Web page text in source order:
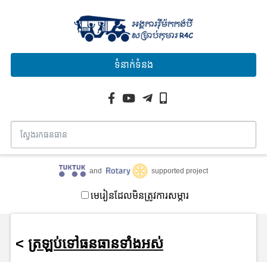
ទំនាក់ទំនង
and supported project
មេរៀនដែលមិនត្រូវការសម្ភារ
< ត្រឡប់ទៅធនធានទាំងអស់